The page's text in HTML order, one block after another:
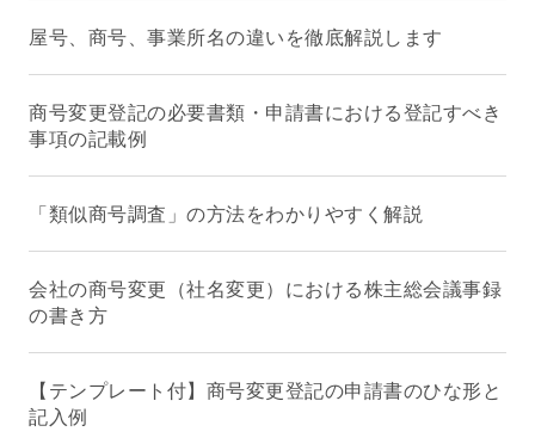
屋号、商号、事業所名の違いを徹底解説します
商号変更登記の必要書類・申請書における登記すべき
事項の記載例
「類似商号調査」の方法をわかりやすく解説
会社の商号変更（社名変更）における株主総会議事録
の書き方
【テンプレート付】商号変更登記の申請書のひな形と
記入例